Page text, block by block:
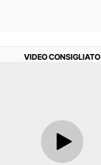
VIDEO CONSIGLIATO